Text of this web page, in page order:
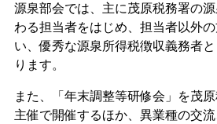
源泉部会では、主に茂原税務署の
わる担当者をはじめ、担当者以外
い、優秀な源泉所得税徴収義務者
ります。
また、「年末調整等研修会」を茂
主催で開催するほか、異業種の交